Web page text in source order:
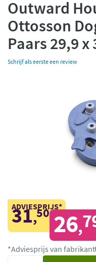
Outward
Ottosson
Paars 29,9 x
Schrijf als eerste een review
ADVIESPRIJS*
31,50 26,
*Adviesprijs van fabrikant